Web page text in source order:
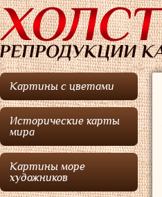
Картины с цветами
Исторические карты
мира
Картины море
художников